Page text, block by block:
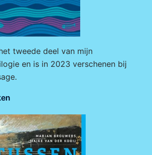
tweede deel van mijn
en is in 2023 verschenen bij
.